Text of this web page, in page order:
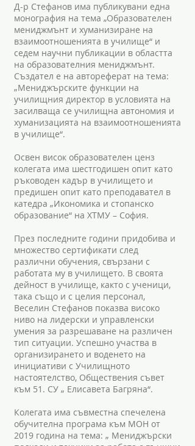
Д-р Стефанов има публикувани една
монография на тема „Образователен
мениджмънт и хуманизиране на
взаимоотношенията в училище“ и
седем научни публикации в областта
на образователния мениджмънт.
Създател е на автореферат на тема:
„Мениджърските функции на
училищния директор в условията на
засилваща се училищна автономия и
хуманизацията на взаимоотношенията
в училище“.
Освен висок образователен ценз
колегата има шестгодишен опит като
ръководен кадър в училището и
предишен опит като преподавател в
катедра „Икономика и стопанско
образование“ на ХТМУ – София.
През последните години придобива и
множество сертификати след
различни обучения, свързани с
работата му в училището. В своята
дейност в училище, както с ученици,
така също и с целия персонал,
Веселин Стефанов показва високо
ниво на лидерски и управленски
умения за разрешаване на различен
тип ситуации. Успешно участва в
организирането и воденето на
инициативи с Училищното
настоятелство, Обществения съвет
към 51. СУ „ Елисавета Багряна“.
Колегата има съвместна спечелена
обучителна програма към МОН от
2019 година на тема: „ Мениджърски